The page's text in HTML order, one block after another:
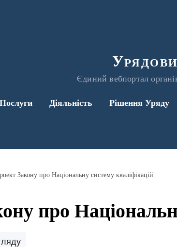
Єдиний вебпортал
Послуги Діяльність Рішення Уряду
Закону про Національну систему кваліфікацій
про